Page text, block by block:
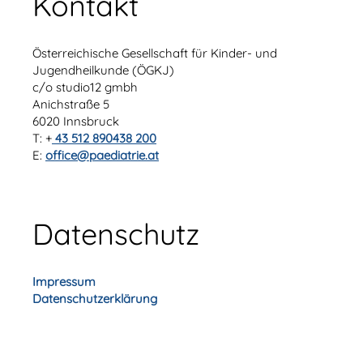
Österreichische Gesellschaft für Kinder- und
Jugendheilkunde (ÖGKJ)
c/o studio12 gmbh
Anichstraße 5
6020 Innsbruck
T: + 43 512 890438 200
E: office@paediatrie.at
Datenschutz
Impressum
Datenschutzerklärung